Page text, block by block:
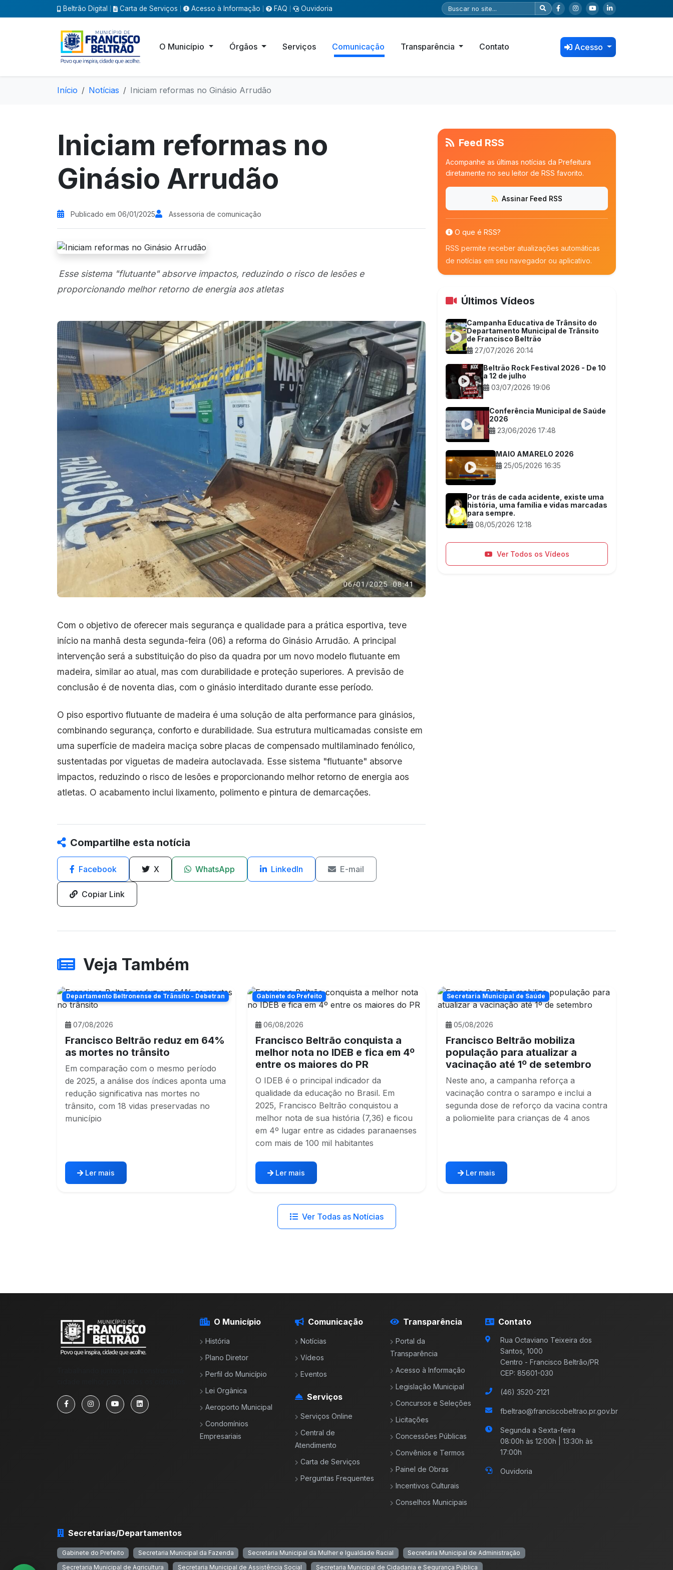
Beltrão Digital Carta de Serviços Acesso à Informação FAQ Ouvidoria
O Município Órgãos Serviços Comunicação Transparência Contato Acesso
Início Notícias Iniciam reformas no Ginásio Arrudão
Iniciam reformas no
Ginásio Arrudão
Publicado em 06/01/2025 Assessoria de comunicação
Esse sistema "flutuante" absorve impactos, reduzindo o risco de lesões e
proporcionando melhor retorno de energia aos atletas
Com o objetivo de oferecer mais segurança e qualidade para a prática esportiva, teve
início na manhã desta segunda-feira (06) a reforma do Ginásio Arrudão. A principal
intervenção será a substituição do piso da quadra por um novo modelo flutuante em
madeira, similar ao atual, mas com durabilidade e proteção superiores. A previsão de
conclusão é de noventa dias, com o ginásio interditado durante esse período.
O piso esportivo flutuante de madeira é uma solução de alta performance para ginásios,
combinando segurança, conforto e durabilidade. Sua estrutura multicamadas consiste em
uma superfície de madeira maciça sobre placas de compensado multilaminado fenólico,
sustentadas por viguetas de madeira autoclavada. Esse sistema "flutuante" absorve
impactos, reduzindo o risco de lesões e proporcionando melhor retorno de energia aos
atletas. O acabamento inclui lixamento, polimento e pintura de demarcações.
Compartilhe esta notícia
Facebook X WhatsApp LinkedIn E-mail
Copiar Link
Feed RSS
Acompanhe as últimas notícias da Prefeitura
diretamente no seu leitor de RSS favorito.
Assinar Feed RSS
O que é RSS?
RSS permite receber atualizações automáticas
de notícias em seu navegador ou aplicativo.
Últimos Vídeos
Campanha Educativa de Trânsito do
Departamento Municipal de Trânsito
de Francisco Beltrão
27/07/2026 20:14
Beltrão Rock Festival 2026 - De 10
a 12 de julho
03/07/2026 19:06
Conferência Municipal de Saúde
2026
23/06/2026 17:48
MAIO AMARELO 2026
25/05/2026 16:35
Por trás de cada acidente, existe uma
história, uma família e vidas marcadas
para sempre.
08/05/2026 12:18
Ver Todos os Vídeos
Veja Também
Departamento Beltronense de Trânsito - Debetran
07/08/2026
Francisco Beltrão reduz em 64%
as mortes no trânsito
Em comparação com o mesmo período
de 2025, a análise dos índices aponta uma
redução significativa nas mortes no
trânsito, com 18 vidas preservadas no
município
Ler mais
Gabinete do Prefeito
06/08/2026
Francisco Beltrão conquista a
melhor nota no IDEB e fica em 4º
entre os maiores do PR
O IDEB é o principal indicador da
qualidade da educação no Brasil. Em
2025, Francisco Beltrão conquistou a
melhor nota de sua história (7,36) e ficou
em 4º lugar entre as cidades paranaenses
com mais de 100 mil habitantes
Ler mais
Secretaria Municipal de Saúde
05/08/2026
Francisco Beltrão mobiliza
população para atualizar a
vacinação até 1º de setembro
Neste ano, a campanha reforça a
vacinação contra o sarampo e inclui a
segunda dose de reforço da vacina contra
a poliomielite para crianças de 4 anos
Ler mais
Ver Todas as Notícias
O Município
História
Plano Diretor
Perfil do Município
Lei Orgânica
Aeroporto Municipal
Condomínios
Empresariais
Comunicação
Notícias
Vídeos
Eventos
Serviços
Serviços Online
Central de
Atendimento
Carta de Serviços
Perguntas Frequentes
Transparência
Portal da
Transparência
Acesso à Informação
Legislação Municipal
Concursos e Seleções
Licitações
Concessões Públicas
Convênios e Termos
Painel de Obras
Incentivos Culturais
Conselhos Municipais
Contato
Rua Octaviano Teixeira dos
Santos, 1000
Centro - Francisco Beltrão/PR
CEP: 85601-030
(46) 3520-2121
fbeltrao@franciscobeltrao.pr.gov.br
Segunda a Sexta-feira
08:00h às 12:00h | 13:30h às
17:00h
Ouvidoria
Secretarias/Departamentos
Gabinete do Prefeito Secretaria Municipal da Fazenda Secretaria Municipal da Mulher e Igualdade Racial
Secretaria Municipal de Administração
Secretaria Municipal de Agricultura
Secretaria Municipal de Assistência Social Secretaria Municipal de Cidadania e Segurança Pública